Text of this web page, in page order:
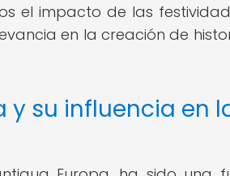
el impacto de las
en la creación de
su influencia en